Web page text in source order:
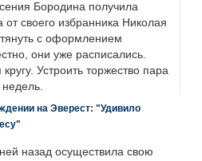
Бородина получила
своего избранника Николая
с оформлением
они уже расписались.
Устроить торжество пара
недель.
на Эверест: "Удивило
назад осуществила свою